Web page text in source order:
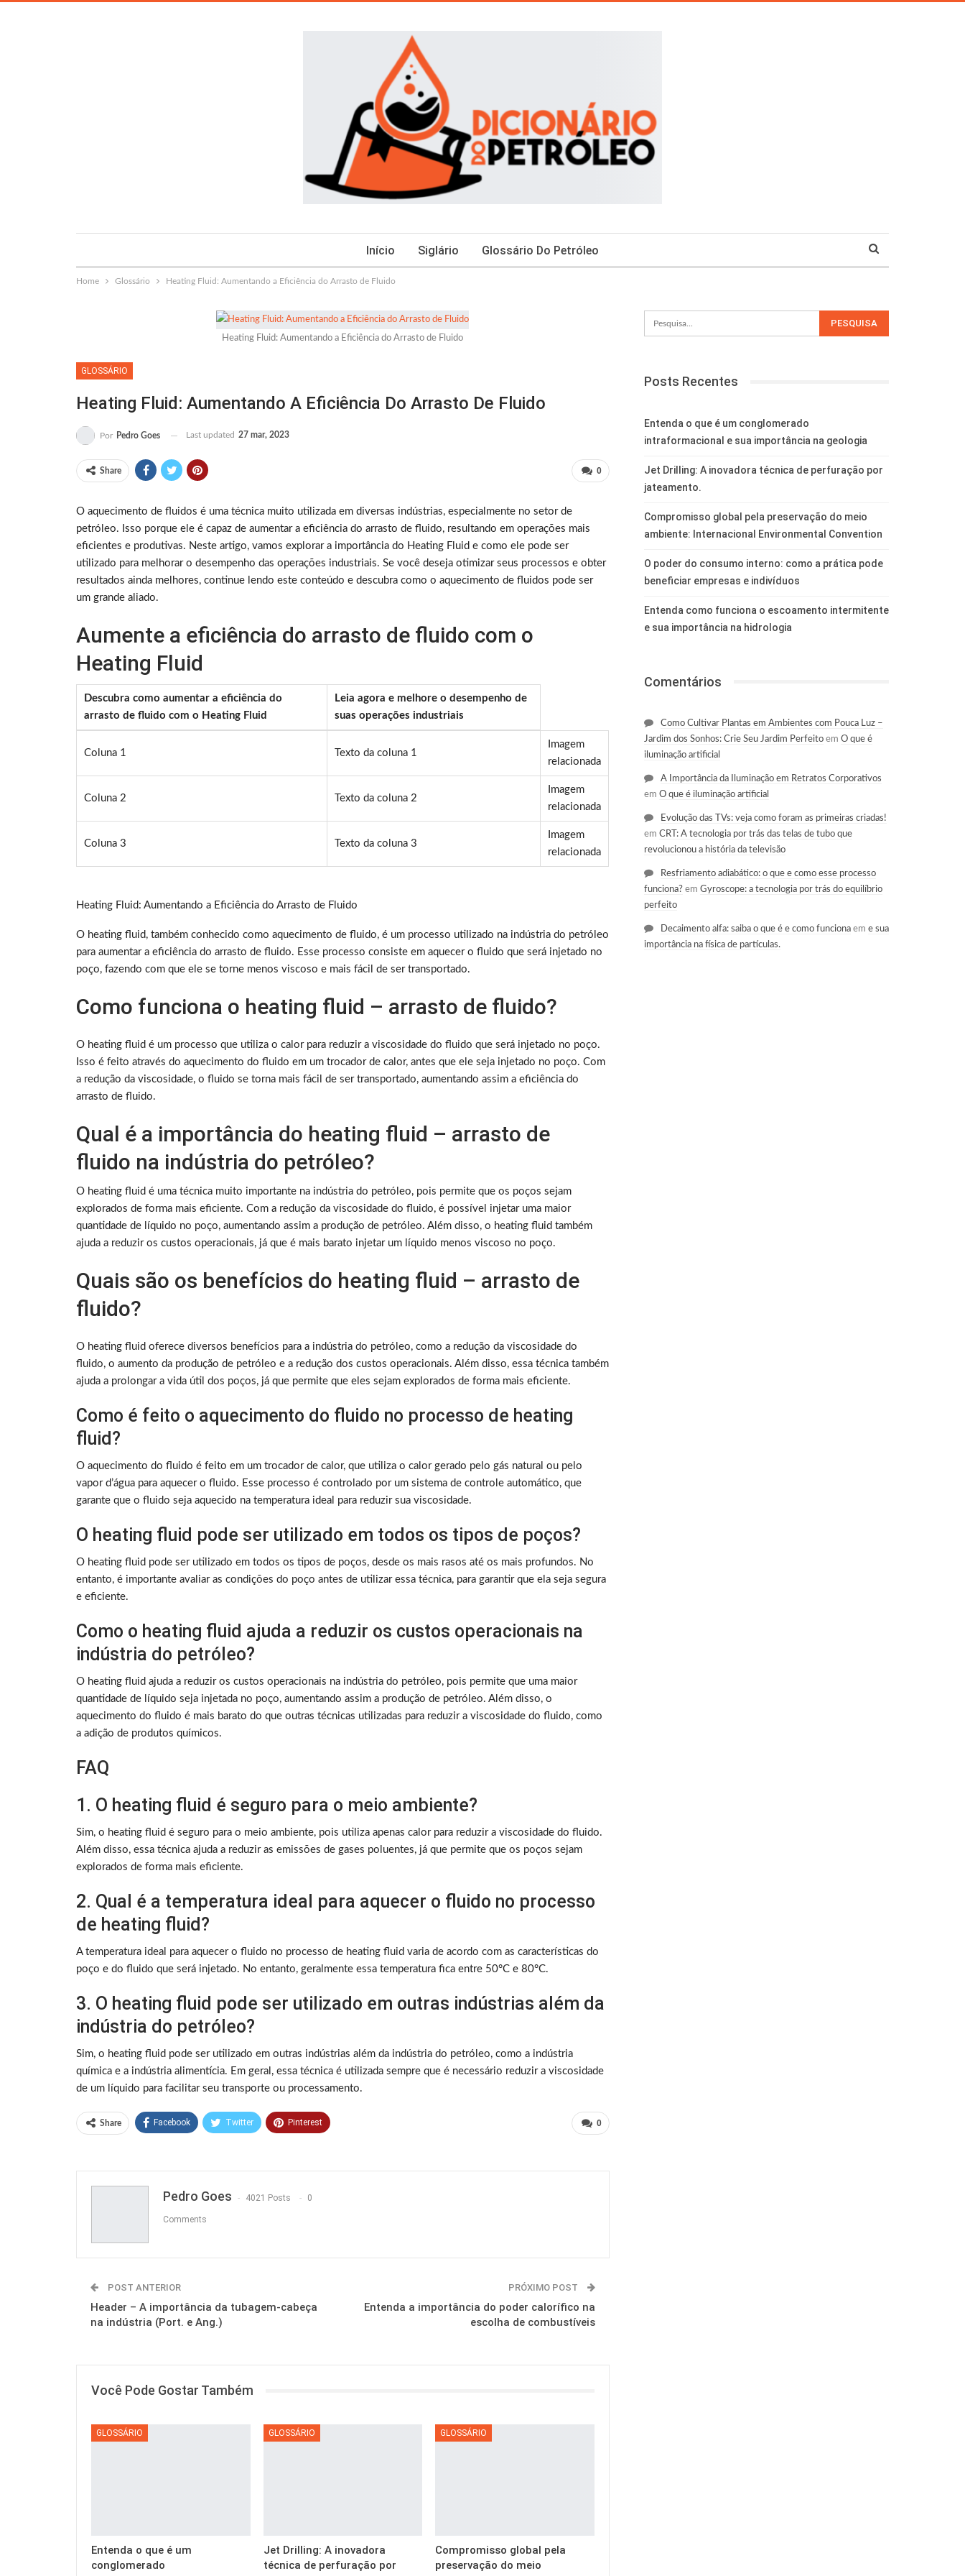
Início Siglário Glossário Do Petróleo
Home Glossário Heating Fluid: Aumentando a Eficiência do Arrasto de Fluido
Heating Fluid: Aumentando a Eficiência do Arrasto de Fluido
GLOSSÁRIO
Heating Fluid: Aumentando A Eficiência Do Arrasto De Fluido
Por Pedro Goes Last updated 27 mar, 2023
0
Share
O aquecimento de fluidos é uma técnica muito utilizada em diversas indústrias, especialmente no setor de
petróleo. Isso porque ele é capaz de aumentar a eficiência do arrasto de fluido, resultando em operações mais
eficientes e produtivas. Neste artigo, vamos explorar a importância do Heating Fluid e como ele pode ser
utilizado para melhorar o desempenho das operações industriais. Se você deseja otimizar seus processos e obter
resultados ainda melhores, continue lendo este conteúdo e descubra como o aquecimento de fluidos pode ser
um grande aliado.
Aumente a eficiência do arrasto de fluido com o
Heating Fluid
Descubra como aumentar a eficiência do
arrasto de fluido com o Heating Fluid
Leia agora e melhore o desempenho de
suas operações industriais
Coluna 1 Texto da coluna 1
Imagem
relacionada
Coluna 2 Texto da coluna 2
Imagem
relacionada
Coluna 3 Texto da coluna 3
Imagem
relacionada
Heating Fluid: Aumentando a Eficiência do Arrasto de Fluido
O heating fluid, também conhecido como aquecimento de fluido, é um processo utilizado na indústria do petróleo
para aumentar a eficiência do arrasto de fluido. Esse processo consiste em aquecer o fluido que será injetado no
poço, fazendo com que ele se torne menos viscoso e mais fácil de ser transportado.
Como funciona o heating fluid – arrasto de fluido?
O heating fluid é um processo que utiliza o calor para reduzir a viscosidade do fluido que será injetado no poço.
Isso é feito através do aquecimento do fluido em um trocador de calor, antes que ele seja injetado no poço. Com
a redução da viscosidade, o fluido se torna mais fácil de ser transportado, aumentando assim a eficiência do
arrasto de fluido.
Qual é a importância do heating fluid – arrasto de
fluido na indústria do petróleo?
O heating fluid é uma técnica muito importante na indústria do petróleo, pois permite que os poços sejam
explorados de forma mais eficiente. Com a redução da viscosidade do fluido, é possível injetar uma maior
quantidade de líquido no poço, aumentando assim a produção de petróleo. Além disso, o heating fluid também
ajuda a reduzir os custos operacionais, já que é mais barato injetar um líquido menos viscoso no poço.
Quais são os benefícios do heating fluid – arrasto de
fluido?
O heating fluid oferece diversos benefícios para a indústria do petróleo, como a redução da viscosidade do
fluido, o aumento da produção de petróleo e a redução dos custos operacionais. Além disso, essa técnica também
ajuda a prolongar a vida útil dos poços, já que permite que eles sejam explorados de forma mais eficiente.
Como é feito o aquecimento do fluido no processo de heating
fluid?
O aquecimento do fluido é feito em um trocador de calor, que utiliza o calor gerado pelo gás natural ou pelo
vapor d’água para aquecer o fluido. Esse processo é controlado por um sistema de controle automático, que
garante que o fluido seja aquecido na temperatura ideal para reduzir sua viscosidade.
O heating fluid pode ser utilizado em todos os tipos de poços?
O heating fluid pode ser utilizado em todos os tipos de poços, desde os mais rasos até os mais profundos. No
entanto, é importante avaliar as condições do poço antes de utilizar essa técnica, para garantir que ela seja segura
e eficiente.
Como o heating fluid ajuda a reduzir os custos operacionais na
indústria do petróleo?
O heating fluid ajuda a reduzir os custos operacionais na indústria do petróleo, pois permite que uma maior
quantidade de líquido seja injetada no poço, aumentando assim a produção de petróleo. Além disso, o
aquecimento do fluido é mais barato do que outras técnicas utilizadas para reduzir a viscosidade do fluido, como
a adição de produtos químicos.
FAQ
1. O heating fluid é seguro para o meio ambiente?
Sim, o heating fluid é seguro para o meio ambiente, pois utiliza apenas calor para reduzir a viscosidade do fluido.
Além disso, essa técnica ajuda a reduzir as emissões de gases poluentes, já que permite que os poços sejam
explorados de forma mais eficiente.
2. Qual é a temperatura ideal para aquecer o fluido no processo
de heating fluid?
A temperatura ideal para aquecer o fluido no processo de heating fluid varia de acordo com as características do
poço e do fluido que será injetado. No entanto, geralmente essa temperatura fica entre 50°C e 80°C.
3. O heating fluid pode ser utilizado em outras indústrias além da
indústria do petróleo?
Sim, o heating fluid pode ser utilizado em outras indústrias além da indústria do petróleo, como a indústria
química e a indústria alimentícia. Em geral, essa técnica é utilizada sempre que é necessário reduzir a viscosidade
de um líquido para facilitar seu transporte ou processamento.
0
Share Facebook Twitter Pinterest
Pedro Goes 4021 Posts 0
Comments
POST ANTERIOR
Header – A importância da tubagem-cabeça
na indústria (Port. e Ang.)
PRÓXIMO POST
Entenda a importância do poder calorífico na
escolha de combustíveis
Você Pode Gostar Também
GLOSSÁRIO
Entenda o que é um
conglomerado
GLOSSÁRIO
Jet Drilling: A inovadora
técnica de perfuração por
GLOSSÁRIO
Compromisso global pela
preservação do meio
Posts Recentes
Entenda o que é um conglomerado
intraformacional e sua importância na geologia
Jet Drilling: A inovadora técnica de perfuração por
jateamento.
Compromisso global pela preservação do meio
ambiente: Internacional Environmental Convention
O poder do consumo interno: como a prática pode
beneficiar empresas e indivíduos
Entenda como funciona o escoamento intermitente
e sua importância na hidrologia
Comentários
Como Cultivar Plantas em Ambientes com Pouca Luz –
Jardim dos Sonhos: Crie Seu Jardim Perfeitoem O que é
iluminação artificial
A Importância da Iluminação em Retratos Corporativos
em O que é iluminação artificial
Evolução das TVs: veja como foram as primeiras criadas!
em CRT: A tecnologia por trás das telas de tubo que
revolucionou a história da televisão
Resfriamento adiabático: o que e como esse processo
funciona?em Gyroscope: a tecnologia por trás do equilíbrio
perfeito
Decaimento alfa: saiba o que é e como funcionaem e sua
importância na física de partículas.